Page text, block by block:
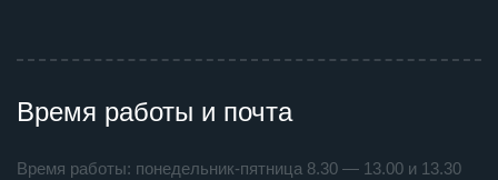
Время работы и почта
Время работы: понедельник-пятница 8.30 — 13.00 и 13.30